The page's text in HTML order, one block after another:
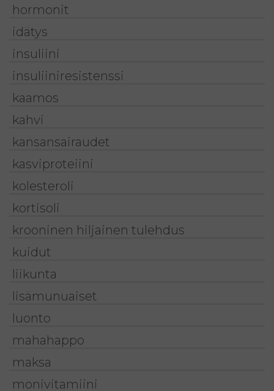
hormonit
idätys
insuliini
insuliiniresistenssi
kaamos
kahvi
kansansairaudet
kasviproteiini
kolesteroli
kortisoli
krooninen hiljainen tulehdus
kuidut
liikunta
lisämunuaiset
luonto
mahahappo
maksa
monivitamiini